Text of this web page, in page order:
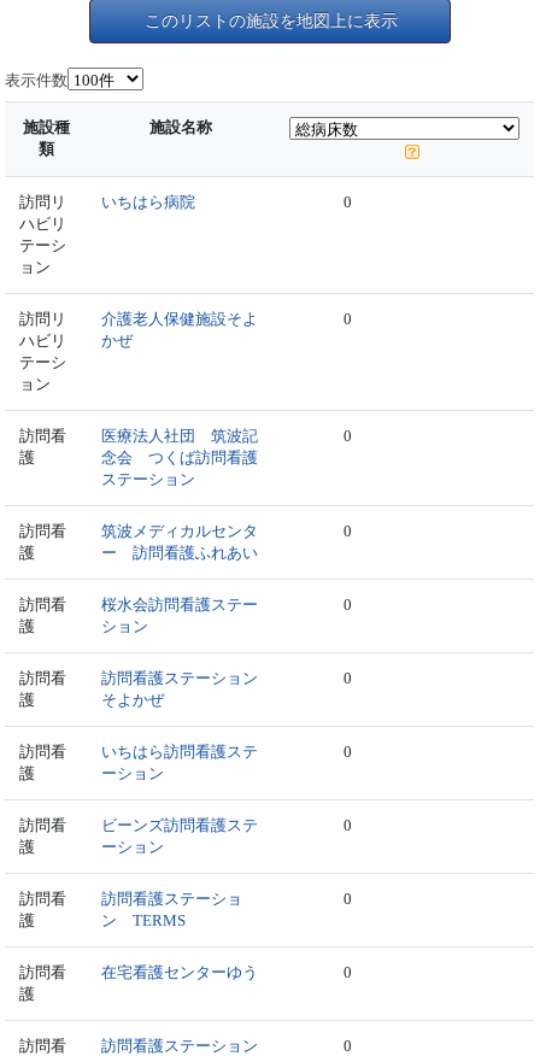
このリストの施設を地図上に表示
表示件数
施設種
類
施設名称
訪問リ
ハビリ
テーシ
ョン
いちはら病院 0
訪問リ
ハビリ
テーシ
ョン
介護老人保健施設そよ
かぜ
0
訪問看
護
医療法人社団 筑波記
念会 つくば訪問看護
ステーション
0
訪問看
護
筑波メディカルセンタ
ー 訪問看護ふれあい
0
訪問看
護
桜水会訪問看護ステー
ション
0
訪問看
護
訪問看護ステーション
そよかぜ
0
訪問看
護
いちはら訪問看護ステ
ーション
0
訪問看
護
ビーンズ訪問看護ステ
ーション
0
訪問看
護
訪問看護ステーショ
ン TERMS
0
訪問看
護
在宅看護センターゆう 0
訪問看
訪問看護ステーション
0